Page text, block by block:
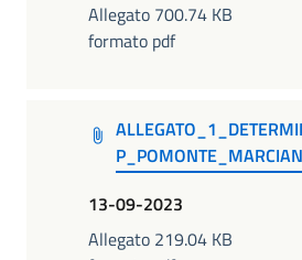
Allegato 700.74 KB
formato pdf
13-09-2023
Allegato 219.04 KB